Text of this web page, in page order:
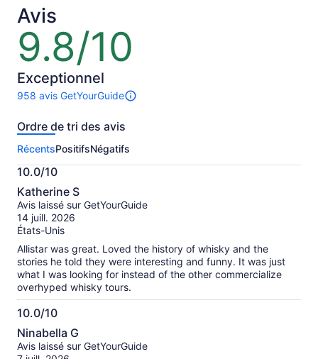
adulte
Avis
9.8/10
9.8
sur
10
Exceptionnel
958 avis GetYourGuide
Il
a
sur
cette
activité.
Plus
de
renseignements
sur
avis
vérifiés
Ordre de tri des avis
RécentsPositifsNégatifs
10.0/10
10.0
sur
10
Katherine S
Avis laissé sur GetYourGuide
14 juill. 2026
États-Unis
Allistar was great. Loved the history of whisky and the
stories he told they were interesting and funny. It was just
what I was looking for instead of the other commercialize
overhyped whisky tours.
10.0/10
10.0
sur
10
Ninabella G
Avis laissé sur GetYourGuide